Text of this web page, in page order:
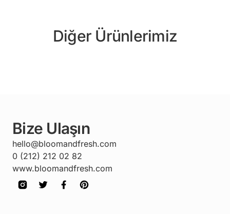
Diğer Ürünlerimiz
Bize Ulaşın
hello@bloomandfresh.com
0 (212) 212 02 82
www.bloomandfresh.com